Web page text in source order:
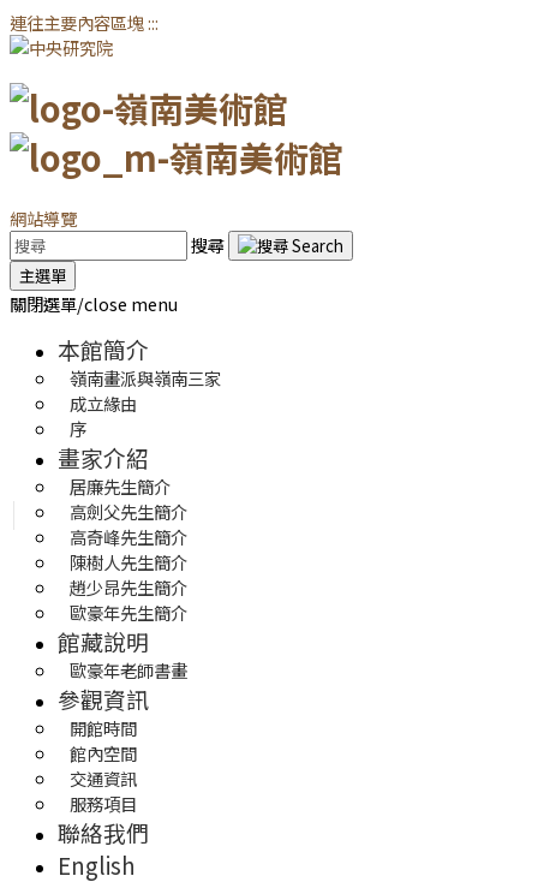
連往主要內容區塊:::
網站導覽
搜尋
主選單
關閉選單/close menu
本館簡介
嶺南畫派與嶺南三家
成立緣由
序
畫家介紹
居廉先生簡介
高劍父先生簡介
高奇峰先生簡介
陳樹人先生簡介
趙少昂先生簡介
歐豪年先生簡介
館藏說明
歐豪年老師書畫
參觀資訊
開館時間
館內空間
交通資訊
服務項目
聯絡我們
English